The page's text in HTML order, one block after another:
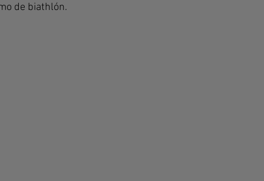
de biathlón.